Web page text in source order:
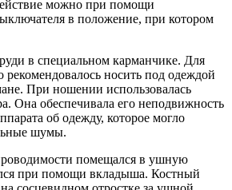
можно при помощи
в положение, при котором
в специальном карманчике. Для
рекомендовалось носить под одеждой
При ношении использовалась
Она обеспечивала его неподвижность
об одежду, которое могло
шумы.
помещался в ушную
при помощи вкладыша. Костный